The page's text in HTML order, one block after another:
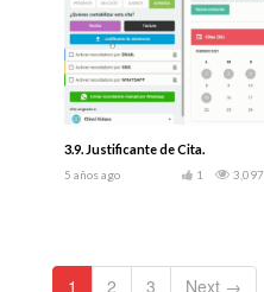
3.9. Justificante de Cita.
5 años ago 3,097
1
1 2 3 Next →